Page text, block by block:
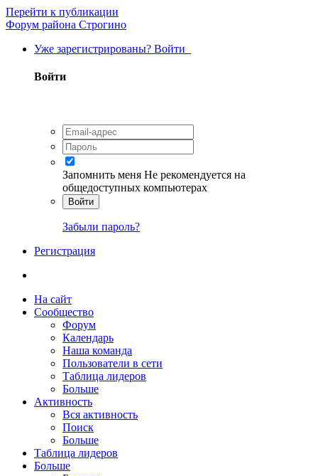
Перейти к публикации
Форум района Строгино
Уже зарегистрированы? Войти
Войти
Запомнить меня Не рекомендуется на
общедоступных компьютерах
Войти
Забыли пароль?
Регистрация
На сайт
Сообщество
Форум
Календарь
Наша команда
Пользователи в сети
Таблица лидеров
Больше
Активность
Вся активность
Поиск
Больше
Таблица лидеров
Больше